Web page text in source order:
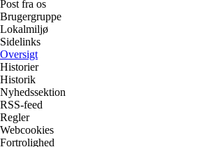
Post fra os
Brugergruppe
Lokalmiljø
Sidelinks
Oversigt
Historier
Historik
Nyhedssektion
RSS-feed
Regler
Webcookies
Fortrolighed